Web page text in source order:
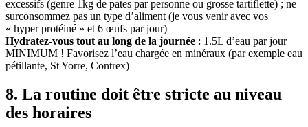
excessifs (genre 1kg de pates par personne ou grosse tartiflette) ; ne
surconsommez pas un type d’aliment (je vous venir avec vos
« hyper protéiné » et 6 œufs par jour)
Hydratez-vous tout au long de la journée : 1.5L d’eau par jour
MINIMUM ! Favorisez l’eau chargée en minéraux (par exemple eau
pétillante, St Yorre, Contrex)
8. La routine doit être stricte au niveau
des horaires